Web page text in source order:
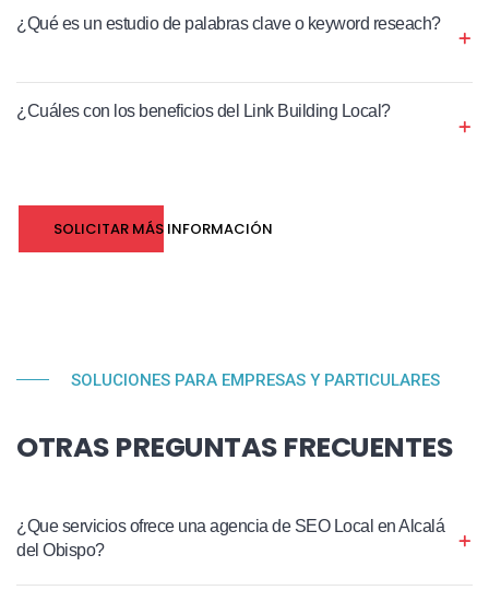
¿Qué es un estudio de palabras clave o keyword reseach?
¿Cuáles con los beneficios del Link Building Local?
SOLICITAR MÁS INFORMACIÓN
SOLUCIONES PARA EMPRESAS Y PARTICULARES
OTRAS PREGUNTAS FRECUENTES
¿Que servicios ofrece una agencia de SEO Local en Alcalá
del Obispo?